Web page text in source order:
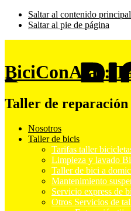
Saltar al contenido principal
Saltar al pie de página
BiciConAlas:
Taller de
Nosotros
Taller de bicis
Tarifas taller
Limpieza y lavado
Taller de bici a
Mantenimiento
Servicio express de
Otros Servicios de